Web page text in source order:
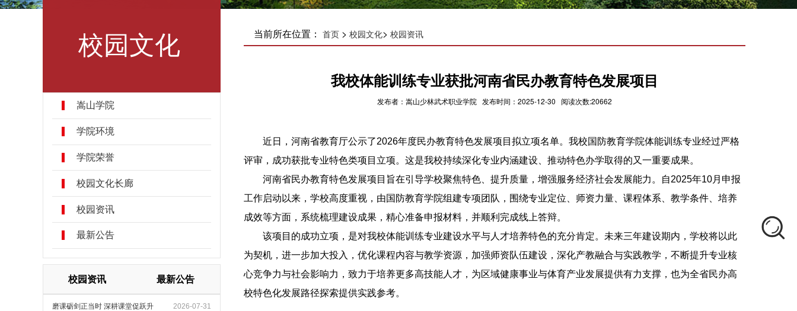
校园文化
嵩山学院
学院环境
学院荣誉
校园文化长廊
校园资讯
最新公告
校园资讯 最新公告
2026-07-31
磨课砺剑正当时 深耕课堂促跃升
当前所在位置： 首页> 校园文化> 校园资讯
我校体能训练专业获批河南省民办教育特色发展项目
发布者：嵩山少林武术职业学院 发布时间：2025-12-30 阅读次数:20662
近日，河南省教育厅公示了2026年度民办教育特色发展项目拟立项名单。我校国防教育学院体能训练专业经过严格
评审，成功获批专业特色类项目立项。这是我校持续深化专业内涵建设、推动特色办学取得的又一重要成果。
河南省民办教育特色发展项目旨在引导学校聚焦特色、提升质量，增强服务经济社会发展能力。自2025年10月申报
工作启动以来，学校高度重视，由国防教育学院组建专项团队，围绕专业定位、师资力量、课程体系、教学条件、培养
成效等方面，系统梳理建设成果，精心准备申报材料，并顺利完成线上答辩。
该项目的成功立项，是对我校体能训练专业建设水平与人才培养特色的充分肯定。未来三年建设期内，学校将以此
为契机，进一步加大投入，优化课程内容与教学资源，加强师资队伍建设，深化产教融合与实践教学，不断提升专业核
心竞争力与社会影响力，致力于培养更多高技能人才，为区域健康事业与体育产业发展提供有力支撑，也为全省民办高
校特色化发展路径探索提供实践参考。